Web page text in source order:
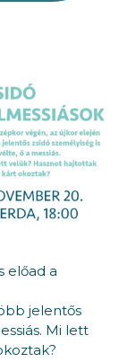
előad a
jelentős
Mi lett